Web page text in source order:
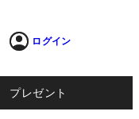
ログイン
プレゼント